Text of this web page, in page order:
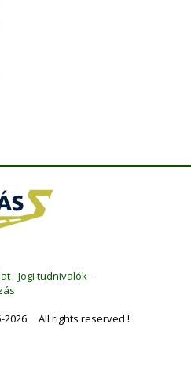
-Jogi tudnivalók -
2026 All rights reserved !